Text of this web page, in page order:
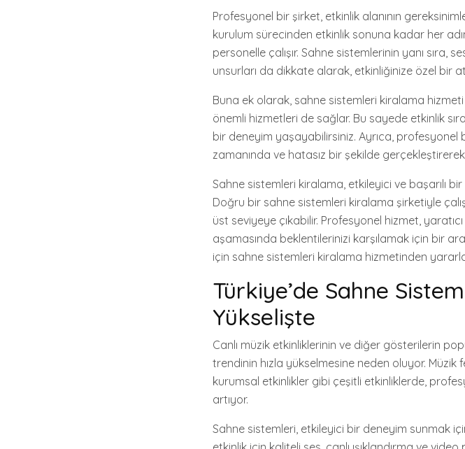
Profesyonel bir şirket, etkinlik alanının
kurulum sürecinden etkinlik sonuna kadar her
personelle çalışır. Sahne sistemlerinin yanı sıra,
unsurları da dikkate alarak, etkinliğinize özel bir
Buna ek olarak, sahne sistemleri kiralama
önemli hizmetleri de sağlar. Bu sayede etkinlik
bir deneyim yaşayabilirsiniz. Ayrıca, profesyonel
zamanında ve hatasız bir şekilde
Sahne sistemleri kiralama, etkileyici ve başarılı
Doğru bir sahne sistemleri kiralama şirketiyle
üst seviyeye çıkabilir. Profesyonel hizmet,
aşamasında beklentilerinizi karşılamak için bir
için sahne sistemleri kiralama hizmetinden
Türkiye’de Sahne
Yükselişte
Canlı müzik etkinliklerinin ve diğer gösterilerin
trendinin hızla yükselmesine neden oluyor.
kurumsal etkinlikler gibi çeşitli etkinliklerde,
artıyor.
Sahne sistemleri, etkileyici bir deneyim sunmak